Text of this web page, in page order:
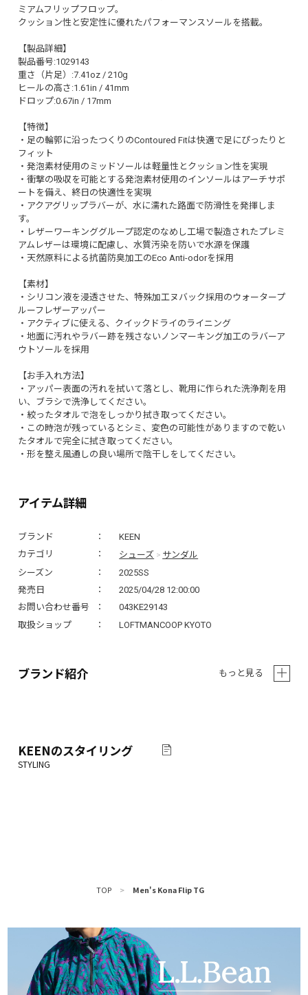
アイテム詳細
ブランド
KEEN
カテゴリ
シューズ > サンダル
シーズン
2025SS
発売日
2025/04/28 12:00:00
お問い合わせ番号
043KE29143
取扱ショップ
LOFTMANCOOP KYOTO
ミアムフリップフロップ。
クッション性と安定性に優れたパフォーマンスソールを搭載。
【製品詳細】
製品番号:1029143
重さ（片足）:7.41oz / 210g
ヒールの高さ:1.61in / 41mm
ドロップ:0.67in / 17mm
【特徴】
・足の輪郭に沿ったつくりのContoured Fitは快適で足にぴったりと
フィット
・発泡素材使用のミッドソールは軽量性とクッション性を実現
・衝撃の吸収を可能とする発泡素材使用のインソールはアーチサポ
ートを備え、終日の快適性を実現
・アクアグリップラバーが、水に濡れた路面で防滑性を発揮しま
す。
・レザーワーキンググループ認定のなめし工場で製造されたプレミ
アムレザーは環境に配慮し、水質汚染を防いで水源を保護
・天然原料による抗菌防臭加工のEco Anti-odorを採用
【素材】
・シリコン液を浸透させた、特殊加工ヌバック採用のウォータープ
ルーフレザーアッパー
・アクティブに使える、クイックドライのライニング
・地面に汚れやラバー跡を残さないノンマーキング加工のラバーア
ウトソールを採用
【お手入れ方法】
・アッパー表面の汚れを拭いて落とし、靴用に作られた洗浄剤を用
い、ブラシで洗浄してください。
・絞ったタオルで泡をしっかり拭き取ってください。
・この時泡が残っているとシミ、変色の可能性がありますので乾い
たタオルで完全に拭き取ってください。
・形を整え風通しの良い場所で陰干しをしてください。
ブランド紹介 もっと見る
KEENのスタイリング
TOP > Men's Kona Flip TG